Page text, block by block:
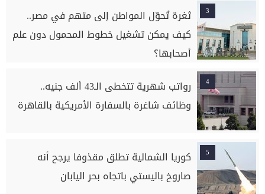
3
ثغرة تُحوّل المواطن إلى متهم في مصر..
كيف يمكن تشغيل خطوط المحمول دون علم
أصحابها؟
4
رواتب شهرية تتخطى الـ43 ألف جنيه..
وظائف شاغرة بالسفارة الأمريكية بالقاهرة
5
كوريا الشمالية تطلق مقذوفا يرجح أنه
صاروخ باليستي باتجاه بحر اليابان